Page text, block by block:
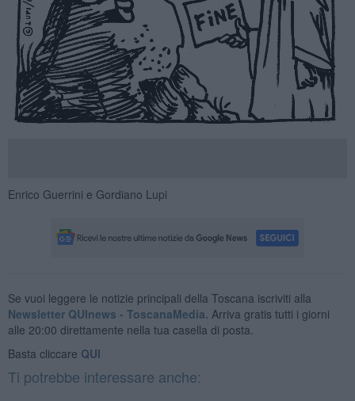
Enrico Guerrini e Gordiano Lupi
Se vuoi leggere le notizie principali della Toscana iscriviti alla
Newsletter QUInews - ToscanaMedia. Arriva gratis tutti i giorni
alle 20:00 direttamente nella tua casella di posta.
Basta cliccare QUI
Ti potrebbe interessare anche: